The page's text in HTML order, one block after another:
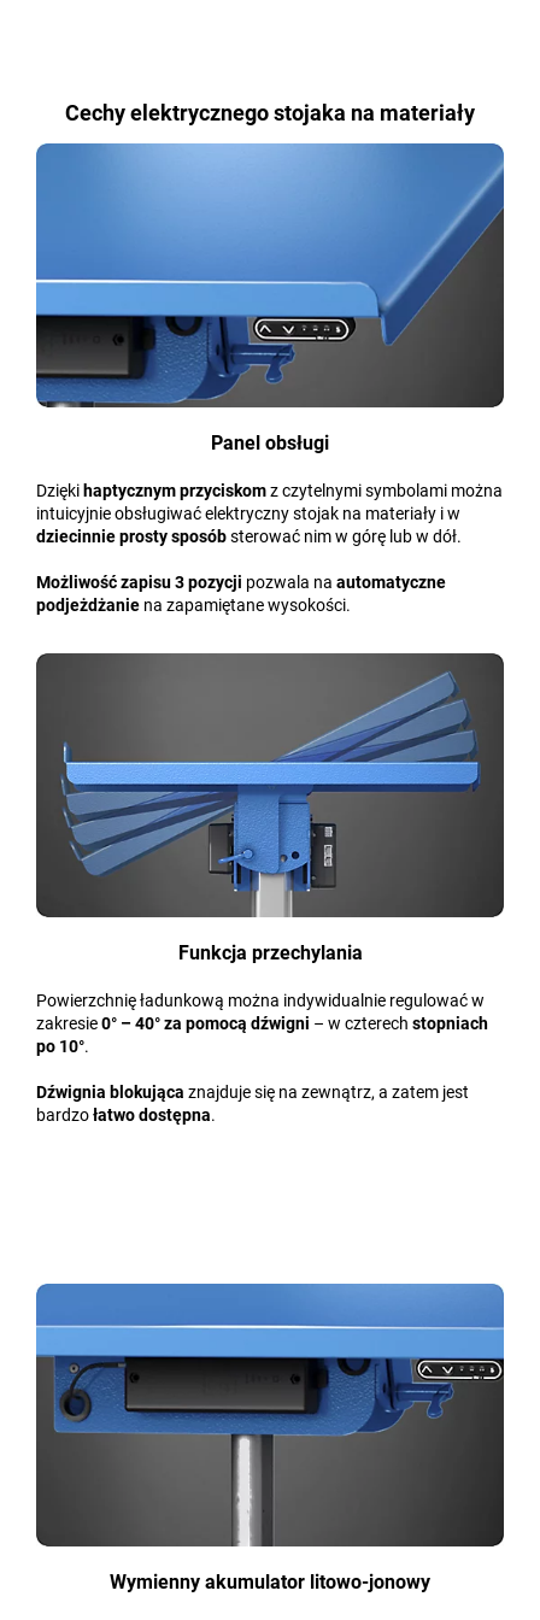
Cechy elektrycznego stojaka na materiały
Panel obsługi
Dzięki haptycznym przyciskomz czytelnymi symbolami można
intuicyjnie obsługiwać elektryczny stojak na materiały i w
dziecinnie prosty sposóbsterować nim w górę lub w dół.
Możliwość zapisu 3 pozycji pozwala na automatyczne
podjeżdżanie na zapamiętane wysokości.
Funkcja przechylania
Powierzchnię ładunkową można indywidualnie regulować w
zakresie0° – 40° za pomocą dźwigni – w czterech stopniach
po 10°.
Dźwignia blokująca znajduje się na zewnątrz, a zatem jest
bardzołatwo dostępna.
Wymienny akumulator litowo-jonowy